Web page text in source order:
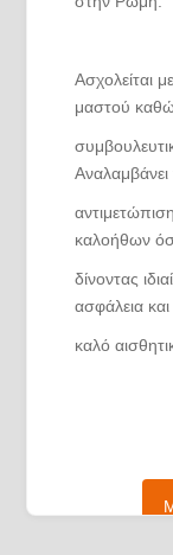
Ασχολείται
μαστού
Αναλαμβάνει
καλοήθων
δίνοντας
ασφάλεια
καλό
έργο.